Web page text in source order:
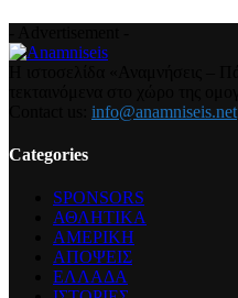
info@anamniseis.net
Categories
SPONSORS
ΑΘΛΗΤΙΚΑ
ΑΜΕΡΙΚΗ
ΑΠΟΨΕΙΣ
ΕΛΛΑΔΑ